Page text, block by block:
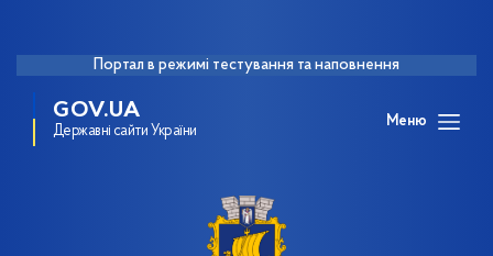
Портал в режимі тестування та наповнення
GOV.UA
Державні сайти України
Меню